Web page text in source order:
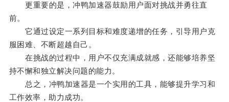
更重要的是，冲鸭加速器鼓励用户面对挑战并勇往直
前。
它通过设定一系列目标和难度递增的任务，引导用户克
服困难、不断超越自己。
在挑战的过程中，用户不仅充满成就感，还能够培养坚
持不懈和独立解决问题的能力。
总之，冲鸭加速器是一个实用的工具，能够提升学习和
工作效率，助力成功。